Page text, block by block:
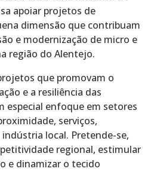
apoiar projetos de
dimensão que contribuam
e modernização de micro e
região do Alentejo.
que promovam o
e a resiliência das
especial enfoque em setores
serviços,
local. Pretende-se,
regional, estimular
e dinamizar o tecido